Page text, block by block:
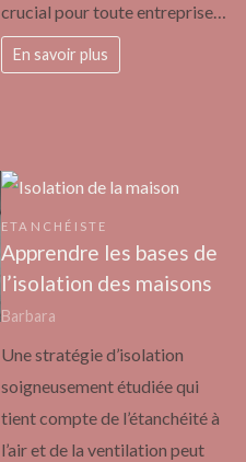
crucial pour toute entreprise…
En savoir plus
ETANCHÉISTE
Apprendre les bases de
l’isolation des maisons
Barbara
Une stratégie d’isolation
soigneusement étudiée qui
tient compte de l’étanchéité à
l’air et de la ventilation peut